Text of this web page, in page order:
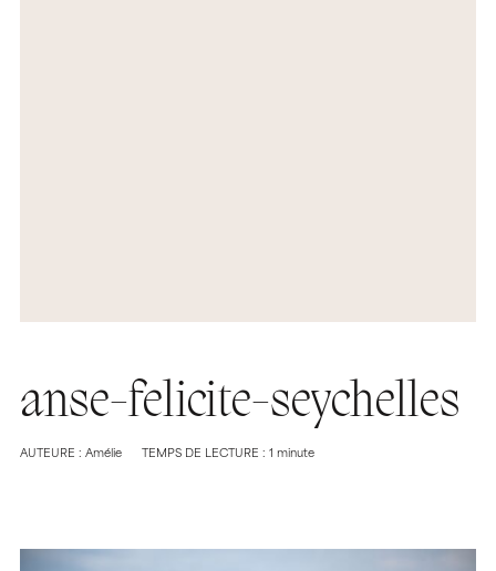
anse-felicite-seychelles
AUTEURE : Amélie TEMPS DE LECTURE : 1 minute